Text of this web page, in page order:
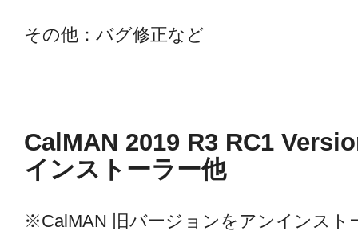
その他：バグ修正など
CalMAN 2019 R3 RC1
インストーラー他
※CalMAN 旧バージョンをアンインスト